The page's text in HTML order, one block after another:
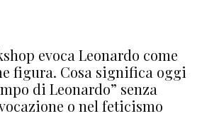
evoca Leonardo come
figura. Cosa significa oggi
di Leonardo” senza
o nel feticismo